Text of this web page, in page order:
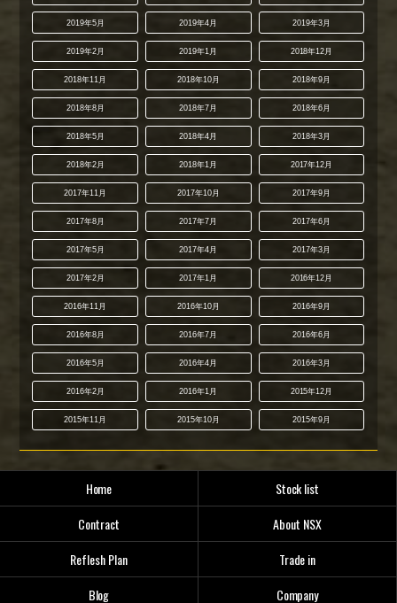
2019年5月 2019年4月 2019年3月
2019年2月 2019年1月 2018年12月
2018年11月 2018年10月 2018年9月
2018年8月 2018年7月 2018年6月
2018年5月 2018年4月 2018年3月
2018年2月 2018年1月 2017年12月
2017年11月 2017年10月 2017年9月
2017年8月 2017年7月 2017年6月
2017年5月 2017年4月 2017年3月
2017年2月 2017年1月 2016年12月
2016年11月 2016年10月 2016年9月
2016年8月 2016年7月 2016年6月
2016年5月 2016年4月 2016年3月
2016年2月 2016年1月 2015年12月
2015年11月 2015年10月 2015年9月
Home
Stock list
Contract
About NSX
Reflesh Plan
Trade in
Blog
Company